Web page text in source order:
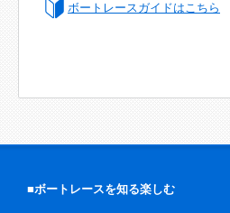
ボートレースガイドはこちら
■ボートレースを知る楽しむ